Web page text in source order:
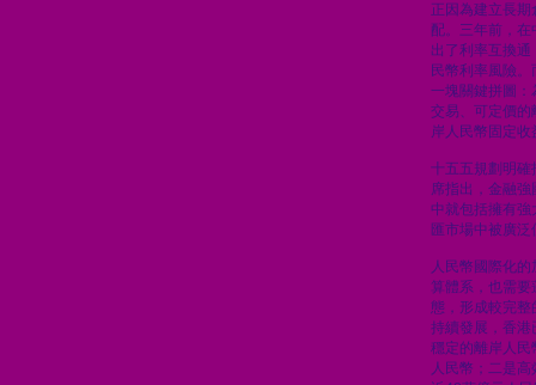
正因為建立長
配。三年前，
出了利率互換
民幣利率風險
一塊關鍵拼圖：
交易、可定價的
岸人民幣固定
十五五規劃明確
席指出，金融
中就包括擁有強
匯市場中被廣
人民幣國際化
算體系，也需要
態，形成較完整
持續發展，香港
穩定的離岸人
人民幣；二是